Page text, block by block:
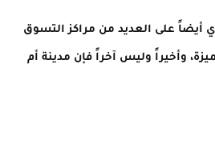
أيضاً على العديد من مراكز التسوق
وأخيراً وليس آخراً فإن مدينة أم